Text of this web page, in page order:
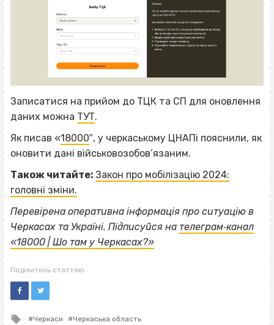
Записатися на прийом до ТЦК та СП для оновлення
даних можна ТУТ.
Як писав «18000″, у черкаському ЦНАПі пояснили, як
оновити дані військовозобов’язаним.
Також читайте: Закон про мобілізацію 2024:
головні зміни.
Перевірена оперативна інформація про ситуацію в
Черкасах та Україні. Підписуйся на телеграм‐канал
«18000 | Шо там у Черкасах?»
Поділитись статтею
Tagged
Черкаси Черкаська область